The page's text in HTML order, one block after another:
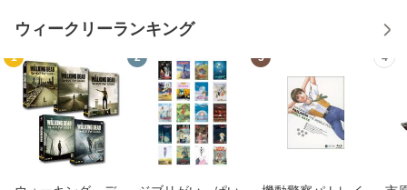
ウィークリーランキング
1 2 3 4